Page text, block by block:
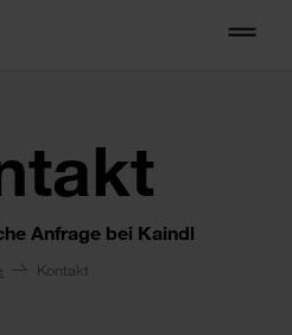
Anfrage bei Kaindl
Kontakt